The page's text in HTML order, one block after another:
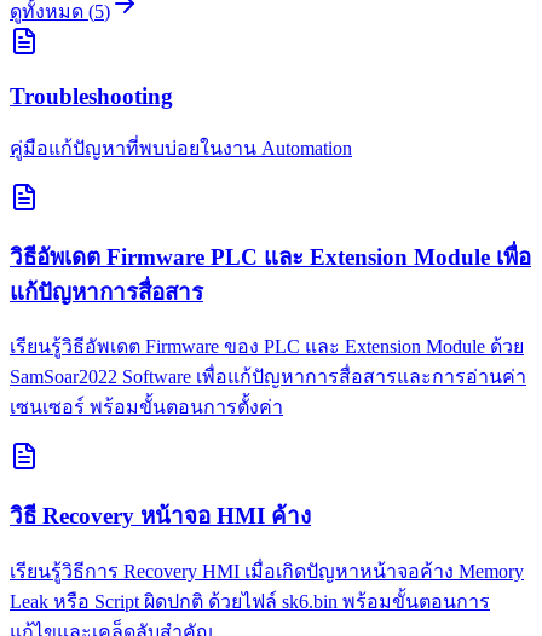
ดูทั้งหมด (5)
Troubleshooting
คู่มือแก้ปัญหาที่พบบ่อยในงาน Automation
วิธีอัพเดต Firmware PLC และ Extension Module เพื่อ
แก้ปัญหาการสื่อสาร
เรียนรู้วิธีอัพเดต Firmware ของ PLC และ Extension Module ด้วย
SamSoar2022 Software เพื่อแก้ปัญหาการสื่อสารและการอ่านค่า
เซนเซอร์ พร้อมขั้นตอนการตั้งค่า
วิธี Recovery หน้าจอ HMI ค้าง
เรียนรู้วิธีการ Recovery HMI เมื่อเกิดปัญหาหน้าจอค้าง Memory
Leak หรือ Script ผิดปกติ ด้วยไฟล์ sk6.bin พร้อมขั้นตอนการ
แก้ไขและเคล็ดลับสำคัญ